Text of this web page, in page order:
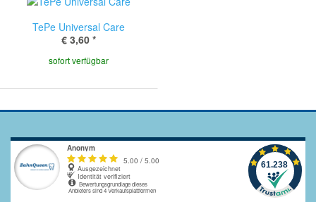
TePe Universal Care
€ 3,60 *
sofort verfügbar